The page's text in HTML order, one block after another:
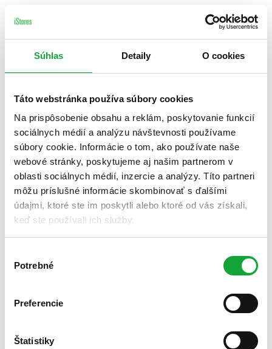
Súhlas Detaily O cookies
Táto webstránka používa súbory cookies
Na prispôsobenie obsahu a reklám, poskytovanie funkcií
sociálnych médií a analýzu návštevnosti používame
súbory cookie. Informácie o tom, ako používate naše
webové stránky, poskytujeme aj našim partnerom v
oblasti sociálnych médií, inzercie a analýzy. Títo partneri
môžu príslušné informácie skombinovať s ďalšími
údajmi, ktoré ste im poskytli alebo ktoré od vás získali,
keď ste používali ich služby.
súhlasu
Potrebné
Preferencie
Štatistiky